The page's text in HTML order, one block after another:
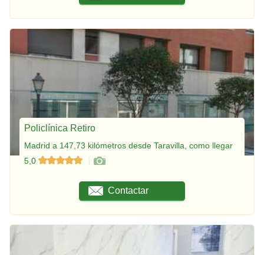
Policlínica Retiro
Madrid a 147,73 kilómetros desde Taravilla, como llegar
5,0
Contactar